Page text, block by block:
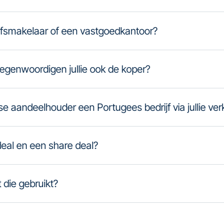
of een vastgoedkantoor?
jullie ook de koper?
aandeelhouder een Portugees bedrijf via jullie
en een share deal?
gebruikt?